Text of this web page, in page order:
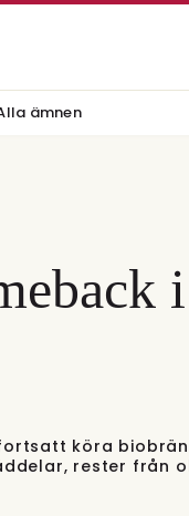
ämnen
köra
rester från